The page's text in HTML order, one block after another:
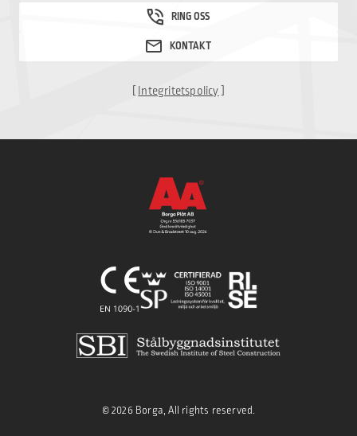
[Integritetspolicy]
© 2026 Borga, All rights reserved.